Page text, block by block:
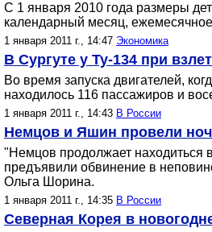
С 1 января 2010 года размеры
календарный месяц,
1 января 2011 г., 14:47 Экономика
В Сургуте у Ту-134 при
Во время запуска двигателей,
находилось 116 пассажиров и
1 января 2011 г., 14:43 В России
Немцов и Яшин провели
"Немцов продолжает находиться
предъявили обвинение в
Ольга Шорина.
1 января 2011 г., 14:35 В России
Северная Корея в